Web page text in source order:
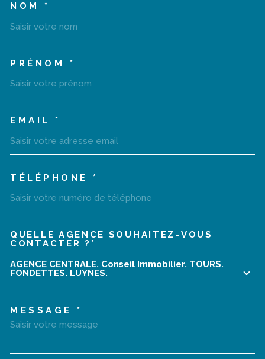
NOM *
PRÉNOM *
EMAIL *
TÉLÉPHONE *
QUELLE AGENCE SOUHAITEZ-VOUS
CONTACTER ?*
AGENCE CENTRALE. Conseil Immobilier. TOURS.
FONDETTES. LUYNES.
MESSAGE *